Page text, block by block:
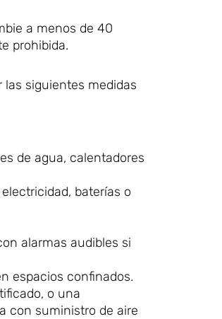
a menos de 40
prohibida.
las siguientes medidas
de agua, calentadores
baterías o
alarmas audibles si
espacios confinados.
o una
con suministro de aire